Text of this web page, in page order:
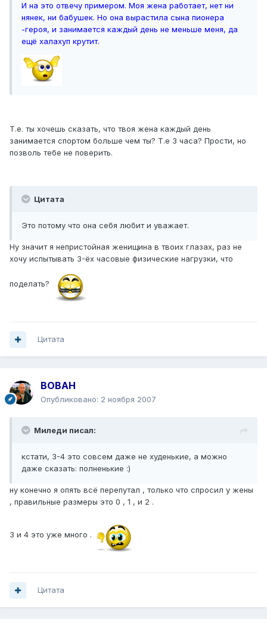
И на это отвечу примером. Моя жена работает, нет ни
нянек, ни бабушек. Но она вырастила сына пионера
-героя, и занимается каждый день не меньше меня, да
ещё халахуп крутит.
Т.е. ты хочешь сказать, что твоя жена каждый день
занимается спортом больше чем ты? Т.е 3 часа? Прости, но
позволь тебе не поверить.
Цитата
Это потому что она себя любит и уважает.
Ну значит я непристойная женищина в твоих глазах, раз не
хочу испытывать 3-ёх часовые физические нагрузки, что
поделать?
Цитата
BOBAH
Опубликовано: 2 ноября 2007
Миледи писал:
кстати, 3-4 это совсем даже не худенькие, а можно
даже сказать: полненькие :)
ну конечно я опять всё перепутал , только что спросил у жены
, правильные размеры это 0 , 1 , и 2 .
3 и 4 это уже много .
Цитата